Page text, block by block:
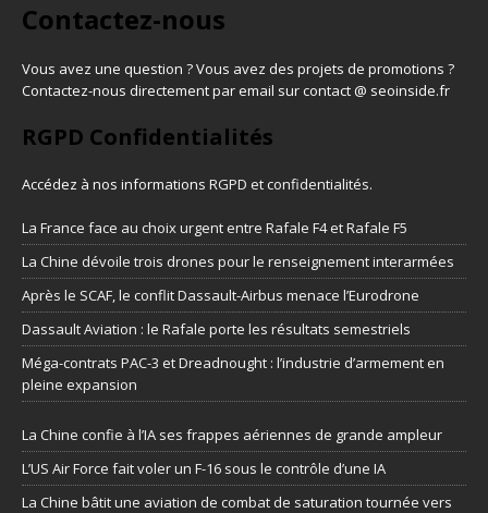
Contactez-nous
Vous avez une question ? Vous avez des projets de promotions ?
Contactez-nous directement par email sur contact @ seoinside.fr
RGPD Confidentialités
Accédez à nos informations RGPD et confidentialités.
La France face au choix urgent entre Rafale F4 et Rafale F5
La Chine dévoile trois drones pour le renseignement interarmées
Après le SCAF, le conflit Dassault-Airbus menace l’Eurodrone
Dassault Aviation : le Rafale porte les résultats semestriels
Méga-contrats PAC-3 et Dreadnought : l’industrie d’armement en
pleine expansion
La Chine confie à l’IA ses frappes aériennes de grande ampleur
L’US Air Force fait voler un F-16 sous le contrôle d’une IA
La Chine bâtit une aviation de combat de saturation tournée vers